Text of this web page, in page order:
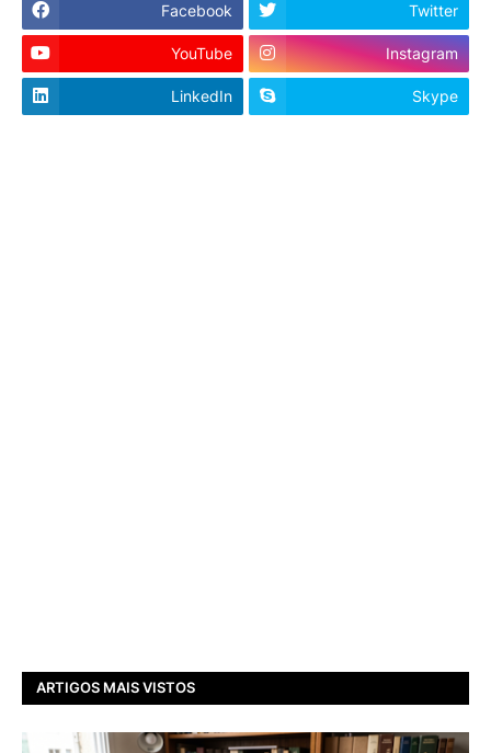
Facebook Twitter
YouTube Instagram
LinkedIn Skype
ARTIGOS MAIS VISTOS